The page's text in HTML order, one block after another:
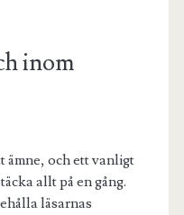
inom
ämne, och ett vanligt
allt på en gång.
läsarnas